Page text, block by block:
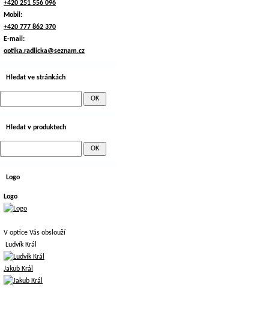
+420 251 556 096
Mobil:
+420 777 862 370
E-mail:
optika.radlicka@seznam.cz
Hledat ve stránkách
Hledat v produktech
Logo
Logo
V optice Vás obslouží
Ludvík Král
Jakub Král